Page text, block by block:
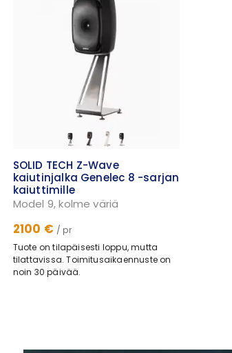
SOLID TECH Z-Wave
kaiutinjalka Genelec 8 -sarjan
kaiuttimille
Model 9, kolme väriä
2100 € / pr
Tuote on tilapäisesti loppu, mutta
tilattavissa. Toimitusaikaennuste on
noin 30 päivää.